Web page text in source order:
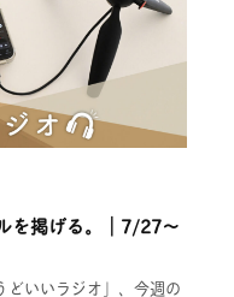
を掲げる。｜7/27〜
どいいラジオ」、今週の